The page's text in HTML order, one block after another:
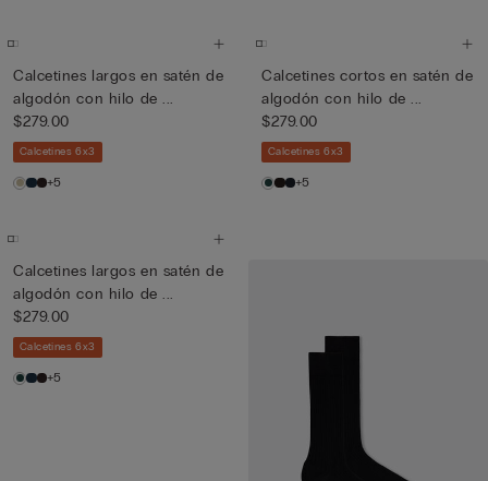
Calcetines largos en satén de
algodón con hilo de ...
$279.00
Calcetines 6x3
+5
Calcetines cortos en satén de
algodón con hilo de ...
$279.00
Calcetines 6x3
+5
Calcetines largos en satén de
algodón con hilo de ...
$279.00
Calcetines 6x3
+5